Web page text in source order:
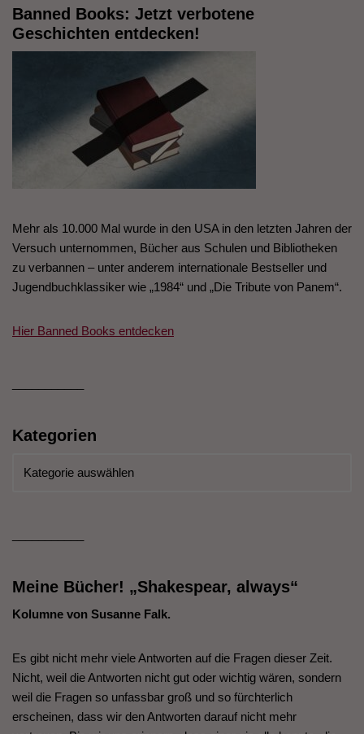
Banned Books: Jetzt verbotene
Geschichten entdecken!
Mehr als 10.000 Mal wurde in den USA in den letzten Jahren der
Versuch unternommen, Bücher aus Schulen und Bibliotheken
zu verbannen – unter anderem internationale Bestseller und
Jugendbuchklassiker wie „1984“ und „Die Tribute von Panem“.
Hier Banned Books entdecken
Kategorien
Meine Bücher! „Shakespear, always“
Kolumne von Susanne Falk.
Es gibt nicht mehr viele Antworten auf die Fragen dieser Zeit.
Nicht, weil die Antworten nicht gut oder wichtig wären, sondern
weil die Fragen so unfassbar groß und so fürchterlich
erscheinen, dass wir den Antworten darauf nicht mehr